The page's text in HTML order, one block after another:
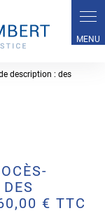
description : des
€ TTC